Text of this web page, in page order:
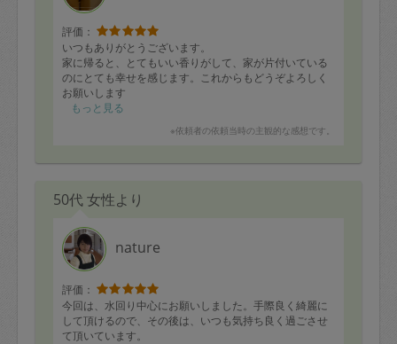
評価：
いつもありがとうございます。
家に帰ると、とてもいい香りがして、家が片付いている
のにとても幸せを感じます。これからもどうぞよろしく
お願いします
もっと見る
※依頼者の依頼当時の主観的な感想です。
50代 女性より
nature
評価：
今回は、水回り中心にお願いしました。手際良く綺麗に
して頂けるので、その後は、いつも気持ち良く過ごさせ
て頂いています。